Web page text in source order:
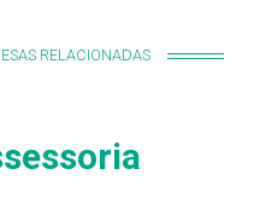
RELACIONADAS